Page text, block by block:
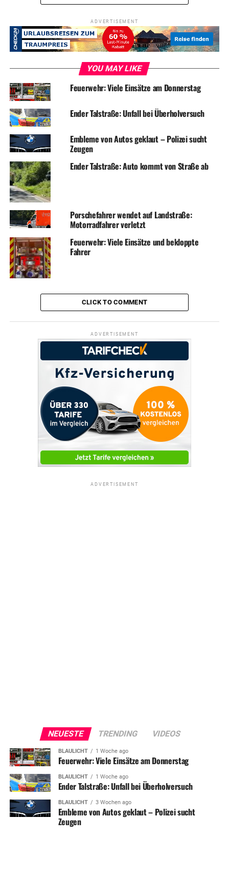
ADVERTISEMENT
YOU MAY LIKE
Feuerwehr: Viele Einsätze am Donnerstag
Ender Talstraße: Unfall bei Überholversuch
Embleme von Autos geklaut – Polizei sucht
Zeugen
Ender Talstraße: Auto kommt von Straße ab
Porschefahrer wendet auf Landstraße:
Motorradfahrer verletzt
Feuerwehr: Viele Einsätze und bekloppte
Fahrer
CLICK TO COMMENT
ADVERTISEMENT
ADVERTISEMENT
NEUESTE TRENDING VIDEOS
BLAULICHT 1 Woche ago
Feuerwehr: Viele Einsätze am Donnerstag
BLAULICHT 1 Woche ago
Ender Talstraße: Unfall bei Überholversuch
BLAULICHT 3 Wochen ago
Embleme von Autos geklaut – Polizei sucht
Zeugen